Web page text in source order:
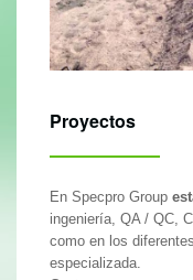
Proyectos
En Specpro Group
ingeniería, QA / QC,
como en los
especializada.